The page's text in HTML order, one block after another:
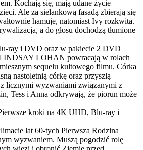
Kochają się, mają udane życie
Ale za sielankową fasadą zbierają się
hamuje, natomiast Ivy rozkwita.
a do głosu dochodzą tłumione
ray i DVD oraz w pakiecie 2 DVD
LOHAN powracają w rolach
sequelu kultowego filmu. Córka
nastoletnią córkę oraz przyszłą
z licznymi wyzwaniami związanymi z
Tess i Anna odkrywają, że piorun może
kroki na 4K UHD, Blu-ray i
lat 60-tych Pierwsza Rodzina
wyzwaniem. Muszą pogodzić rolę